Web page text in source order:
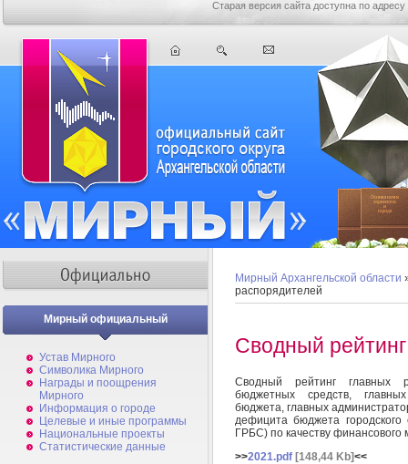
Старая версия сайта доступна по адресу
Мирный официальный
Устав Мирного
Символика Мирного
Награды и поощрения
Мирного
Информация о городе
Целевые и иные программы
Национальные проекты
Статистические данные
Мирный Архангельской области
распорядителей
Сводный
Сводный рейтинг главных
бюджетных средств,
бюджета, главных
дефицита бюджета
ГРБС) по качеству финансового
>>2021.pdf [148,44 Kb]<<